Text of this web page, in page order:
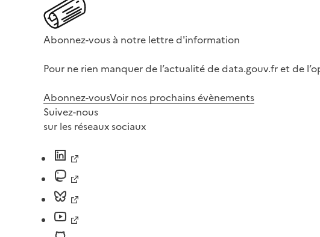
Abonnez-vous à notre lettre d'information
Pour ne rien manquer de l’actualité de data.gouv.fr et de
Abonnez-vousVoir nos prochains évènements
Suivez-nous
sur les réseaux sociaux